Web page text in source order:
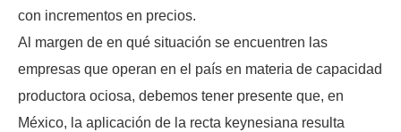
con incrementos en precios.
Al margen de en qué situación se encuentren las
empresas que operan en el país en materia de capacidad
productora ociosa, debemos tener presente que, en
México, la aplicación de la recta keynesiana resulta